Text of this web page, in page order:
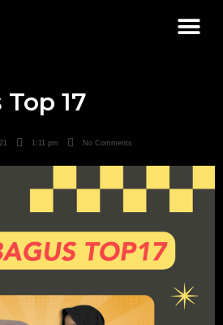
17
1:11 pm No Comments